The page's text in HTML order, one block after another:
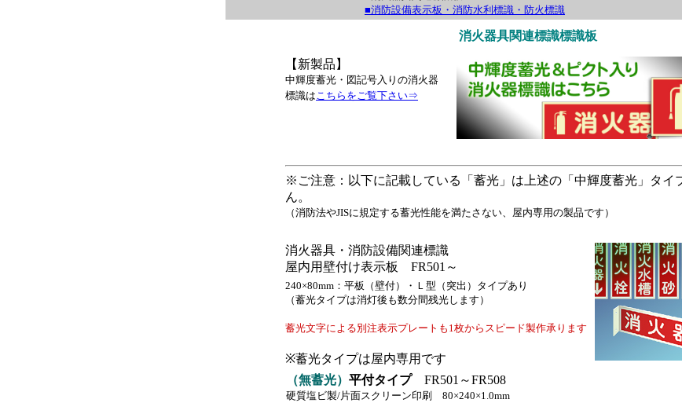
■消防設備表示板・消防水利標識・防火標識
消火器具関連標識標識板
【新製品】
中輝度蓄光・図記号入りの消火器
標識はこちらをご覧下さい⇒
※ご注意：以下に記載している「蓄光」は上述の「中輝度蓄光」タイ
ん。
（消防法やJISに規定する蓄光性能を満たさない、屋内専用の製品です）
消火器具・消防設備関連標識
屋内用壁付け表示板 FR501～
240×80mm：平板（壁付）・Ｌ型（突出）タイプあり
（蓄光タイプは消灯後も数分間残光します）
蓄光文字による別注表示プレートも1枚からスピード製作承ります
※蓄光タイプは屋内専用です
（無蓄光） 平付タイプFR501～FR508
硬質塩ビ製/片面スクリーン印刷 80×240×1.0mm